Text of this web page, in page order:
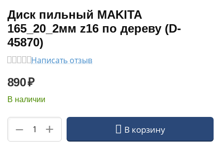
Диск пильный MAKITA
165_20_2мм z16 по дереву (D-
45870)
Написать отзыв
890₽
В наличии
+
− В корзину